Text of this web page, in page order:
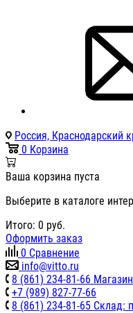
Россия, Краснодарский
0 Корзина
Ваша корзина пуста
Выберите в каталоге
Итого: 0 руб.
Оформить заказ
0 Сравнение
info@vitto.ru
8 (861) 234-81-66
+7 (989) 827-77-66
8 (861) 234-81-65 Склад: